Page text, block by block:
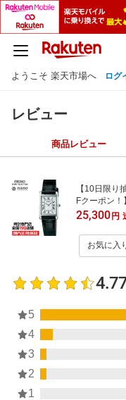
ようこそ 楽天市場へ ログ
レビュー
商品レビュー
【10日限り
Fクーポン
ノ・ユニバ
ース 腕時計
25,300円
お気に入
5
4
3
2
1